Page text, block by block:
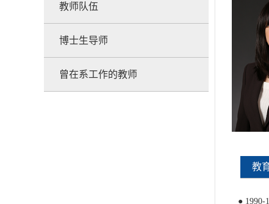
教师队伍
博士生导师
曾在系工作的教师
教
●